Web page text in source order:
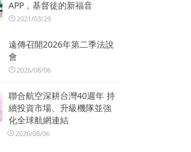
APP，基督徒的新福音
2021/03/29
遠傳召開2026年第二季法說
會
2026/08/06
聯合航空深耕台灣40週年 持
續投資市場、升級機隊並強
化全球航網連結
2026/08/06